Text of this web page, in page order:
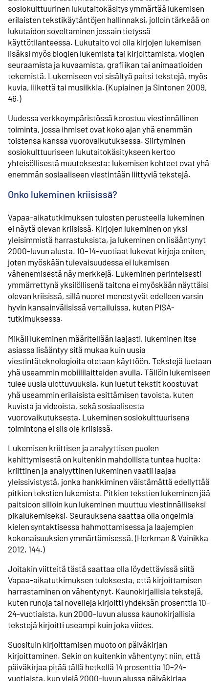
sosiokulttuurinen lukutaitokäsitys ymmärtää lukemisen
erilaisten tekstikäytäntöjen hallinnaksi, jolloin tärkeää on
lukutaidon soveltaminen jossain tietyssä
käyttötilanteessa. Lukutaito voi olla kirjojen lukemisen
lisäksi myös blogien lukemista tai kirjoittamista, vlogien
seuraamista ja kuvaamista, grafiikan tai animaatioiden
tekemistä. Lukemiseen voi sisältyä paitsi tekstejä, myös
kuvia, liikettä tai musiikkia. (Kupiainen ja Sintonen 2009,
46.)
Uudessa verkkoympäristössä korostuu viestinnällinen
toiminta, jossa ihmiset ovat koko ajan yhä enemmän
toistensa kanssa vuorovaikutuksessa. Siirtyminen
sosiokulttuuriseen lukutaitokäsitykseen kertoo
yhteisöllisestä muutoksesta: lukemisen kohteet ovat yhä
enemmän sosiaaliseen viestintään liittyviä tekstejä.
Onko lukeminen kriisissä?
Vapaa-aikatutkimuksen tulosten perusteella lukeminen
ei näytä olevan kriisissä. Kirjojen lukeminen on yksi
yleisimmistä harrastuksista, ja lukeminen on lisääntynyt
2000-luvun alusta. 10–14-vuotiaat lukevat kirjoja eniten,
joten myöskään tulevaisuudessa ei lukemisen
vähenemisestä näy merkkejä. Lukeminen perinteisesti
ymmärrettynä yksilöllisenä taitona ei myöskään näyttäisi
olevan kriisissä, sillä nuoret menestyvät edelleen varsin
hyvin kansainvälisissä vertailuissa, kuten PISA-
tutkimuksessa.
Mikäli lukeminen määritellään laajasti, lukeminen itse
asiassa lisääntyy sitä mukaa kuin uusia
viestintäteknologioita otetaan käyttöön. Tekstejä luetaan
yhä useammin mobiililaitteiden avulla. Tällöin lukemiseen
tulee uusia ulottuvuuksia, kun luetut tekstit koostuvat
yhä useammin erilaisista esittämisen tavoista, kuten
kuvista ja videoista, sekä sosiaalisesta
vuorovaikutuksesta. Lukeminen sosiokulttuurisena
toimintona ei siis ole kriisissä.
Lukemisen kriittisen ja analyyttisen puolen
kehittymisestä on kuitenkin mahdollista tuntea huolta:
kriittinen ja analyyttinen lukeminen vaatii laajaa
yleissivistystä, jonka hankkiminen väistämättä edellyttää
pitkien tekstien lukemista. Pitkien tekstien lukeminen jää
paitsioon silloin kun lukeminen muuttuu viestinnälliseksi
pikalukemiseksi. Seurauksena saattaa olla ongelmia
kielen syntaktisessa hahmottamisessa ja laajempien
kokonaisuuksien ymmärtämisessä. (Herkman & Vainikka
2012, 144.)
Joitakin viitteitä tästä saattaa olla löydettävissä siitä
Vapaa-aikatutkimuksen tuloksesta, että kirjoittamisen
harrastaminen on vähentynyt. Kaunokirjallisia tekstejä,
kuten runoja tai novelleja kirjoitti yhdeksän prosenttia 10–
24-vuotiaista, kun 2000-luvun alussa kaunokirjallisia
tekstejä kirjoitti useampi kuin joka viides.
Suosituin kirjoittamisen muoto on päiväkirjan
kirjoittaminen. Sekin on kuitenkin vähentynyt niin, että
päiväkirjaa pitää tällä hetkellä 14 prosenttia 10–24-
vuotiaista, kun vielä 2000-luvun alussa päiväkirjaa